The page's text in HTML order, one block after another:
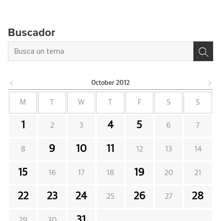
Buscador
October 2012
M W F S S
1 2 3 4 5 6 7
8 9 10 11 12 13 14
15 16 17 18 19 20 21
22 23 24 25 26 27 28